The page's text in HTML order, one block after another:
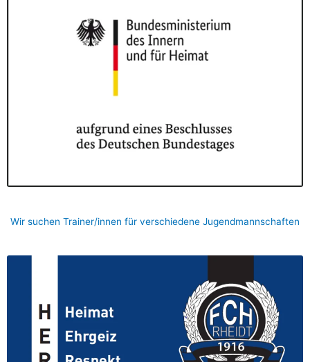
Wir suchen Trainer/innen für verschiedene Jugendmannschaften